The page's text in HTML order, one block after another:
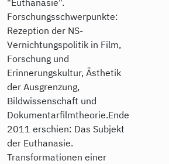
Forschungsschwerpunkte:
Rezeption der NS-
Vernichtungspolitik in Film,
Forschung und
Erinnerungskultur, Ästhetik
der Ausgrenzung,
Bildwissenschaft und
Dokumentarfilmtheorie.Ende
2011 erschien: Das Subjekt
der Euthanasie.
Transformationen einer